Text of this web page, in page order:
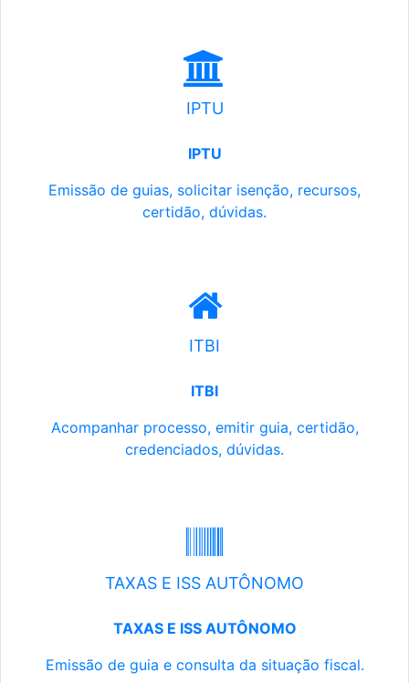
IPTU
IPTU
Emissão de guias, solicitar isenção, recursos,
certidão, dúvidas.
ITBI
ITBI
Acompanhar processo, emitir guia, certidão,
credenciados, dúvidas.
TAXAS E ISS AUTÔNOMO
TAXAS E ISS AUTÔNOMO
Emissão de guia e consulta da situação fiscal.